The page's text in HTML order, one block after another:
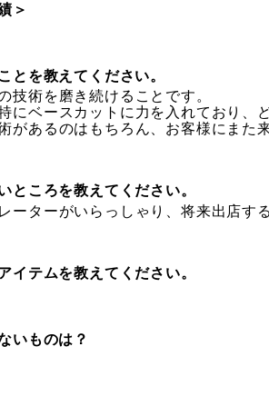
＞
とを教えてください。
技術を磨き続けることです。
にベースカットに力を入れており、
があるのはもちろん、お客様にま
ところを教えてください。
ーターがいらっしゃり、将来出店
イテムを教えてください。
いものは？